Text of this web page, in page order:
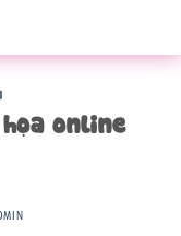
online